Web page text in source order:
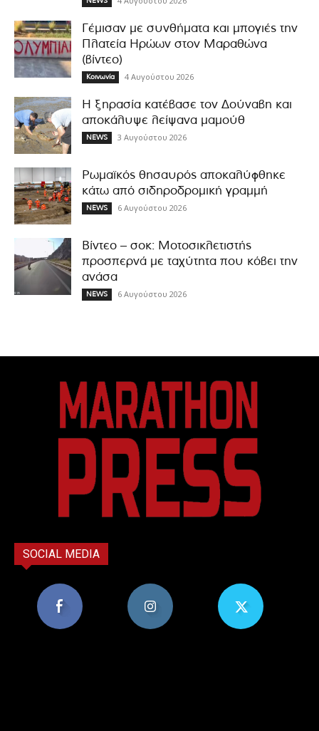
Γέμισαν με συνθήματα και μπογιές την
Πλατεία Ηρώων στον Μαραθώνα
(βίντεο)
Κοινωνία 4 Αυγούστου 2026
Η ξηρασία κατέβασε τον Δούναβη και
αποκάλυψε λείψανα μαμούθ
NEWS 3 Αυγούστου 2026
Ρωμαϊκός θησαυρός αποκαλύφθηκε
κάτω από σιδηροδρομική γραμμή
NEWS 6 Αυγούστου 2026
Βίντεο – σοκ: Μοτοσικλετιστής
προσπερνά με ταχύτητα που κόβει την
ανάσα
NEWS 6 Αυγούστου 2026
SOCIAL MEDIA